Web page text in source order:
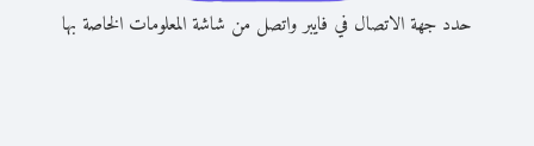
حدد جهة الاتصال في فايبر واتصل من شاشة المعلومات الخاصة بها